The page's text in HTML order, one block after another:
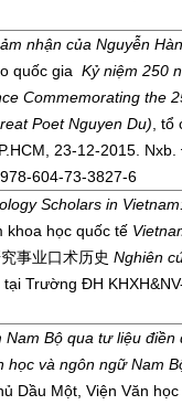
nhận của Nguyễn
quốc gia Kỷ niệm 250
Commemorating the
Poet Nguyen Du) ,
23-12-2015.
604-73-3827-6
Scholars in
khoa học quốc tế
事业口术历史 Nghiên
Trường ĐH
Nam Bộ qua tư liệu điền
học và ngôn ngữ Nam
Dầu Một, Viện Văn